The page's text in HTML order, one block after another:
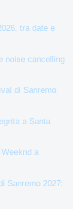
tra date e
noise cancelling
di Sanremo
a Santa
a
Sanremo 2027: